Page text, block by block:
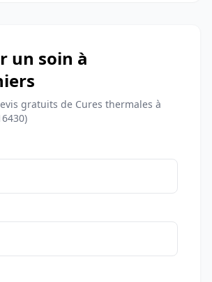
un soin à
gratuits de Cures thermales à